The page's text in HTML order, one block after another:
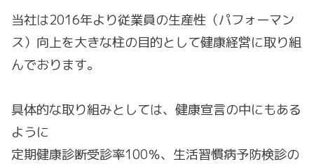
当社は2016年より従業員の生産性（パフォーマン
ス）向上を大きな柱の目的として健康経営に取り組
んでおります。
具体的な取り組みとしては、健康宣言の中にもある
ように
定期健康診断受診率100％、生活習慣病予防検診の